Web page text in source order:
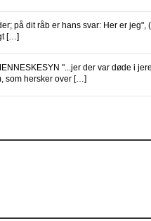
på dit råb er hans svar: Her er jeg",
[…]
"...jer der var døde i
som hersker over […]